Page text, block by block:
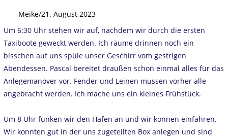
Meike/21. August 2023
Um 6:30 Uhr stehen wir auf, nachdem wir durch die ersten
Taxiboote geweckt werden. Ich räume drinnen noch ein
bisschen auf uns spüle unser Geschirr vom gestrigen
Abendessen. Pascal bereitet draußen schon einmal alles für das
Anlegemanöver vor. Fender und Leinen müssen vorher alle
angebracht werden. Ich mache uns ein kleines Frühstück.
Um 8 Uhr funken wir den Hafen an und wir können einfahren.
Wir konnten gut in der uns zugeteilten Box anlegen und sind